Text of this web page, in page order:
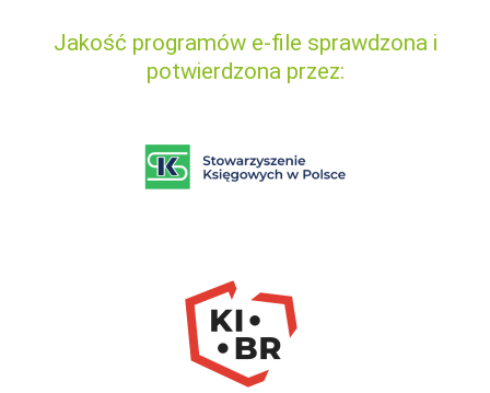
Jakość programów e-file sprawdzona i
potwierdzona przez: